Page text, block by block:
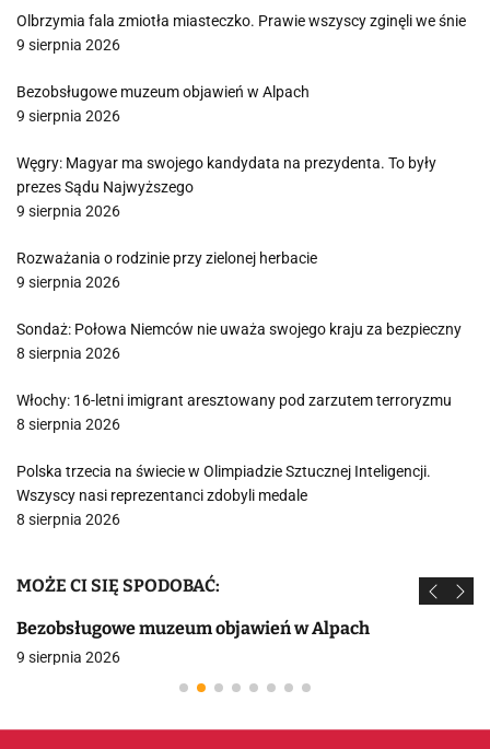
Olbrzymia fala zmiotła miasteczko. Prawie wszyscy zginęli we śnie
9 sierpnia 2026
Bezobsługowe muzeum objawień w Alpach
9 sierpnia 2026
Węgry: Magyar ma swojego kandydata na prezydenta. To były
prezes Sądu Najwyższego
9 sierpnia 2026
Rozważania o rodzinie przy zielonej herbacie
9 sierpnia 2026
Sondaż: Połowa Niemców nie uważa swojego kraju za bezpieczny
8 sierpnia 2026
Włochy: 16-letni imigrant aresztowany pod zarzutem terroryzmu
8 sierpnia 2026
Polska trzecia na świecie w Olimpiadzie Sztucznej Inteligencji.
Wszyscy nasi reprezentanci zdobyli medale
8 sierpnia 2026
MOŻE CI SIĘ SPODOBAĆ:
Bezobsługowe muzeum objawień w Alpach
9 sierpnia 2026